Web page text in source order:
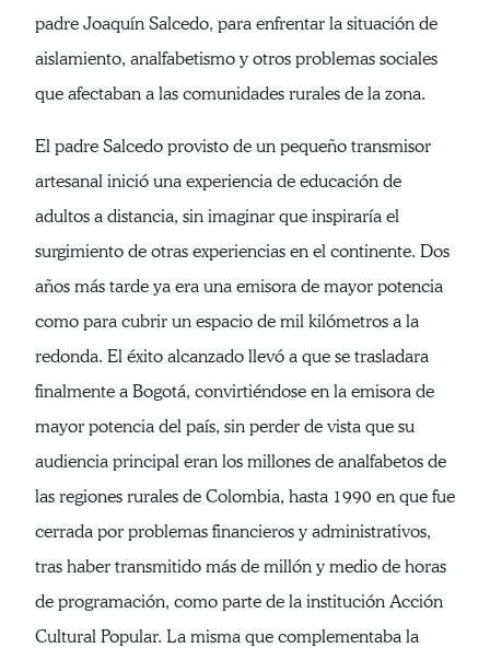
padre Joaquín Salcedo, para enfrentar la situación de
aislamiento, analfabetismo y otros problemas sociales
que afectaban a las comunidades rurales de la zona.
El padre Salcedo provisto de un pequeño transmisor
artesanal inició una experiencia de educación de
adultos a distancia, sin imaginar que inspiraría el
surgimiento de otras experiencias en el continente. Dos
años más tarde ya era una emisora de mayor potencia
como para cubrir un espacio de mil kilómetros a la
redonda. El éxito alcanzado llevó a que se trasladara
finalmente a Bogotá, convirtiéndose en la emisora de
mayor potencia del país, sin perder de vista que su
audiencia principal eran los millones de analfabetos de
las regiones rurales de Colombia, hasta 1990 en que fue
cerrada por problemas financieros y administrativos,
tras haber transmitido más de millón y medio de horas
de programación, como parte de la institución Acción
Cultural Popular. La misma que complementaba la